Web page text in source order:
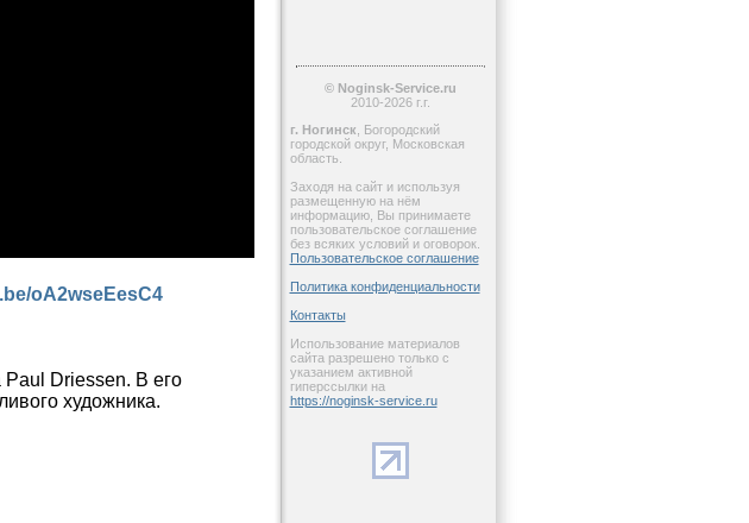
oA2wseEesC4
Driessen. В его
художника.
© Noginsk-Service.ru
2010-2026 г.г.
г. Ногинск , Богородский
городской округ, Московская
область.
Заходя на сайт и используя
размещенную на нём
информацию, Вы принимаете
пользовательское соглашение
без всяких условий и оговорок.
Пользовательское соглашение
Политика конфиденциальности
Контакты
Использование материалов
сайта разрешено только с
указанием активной
гиперссылки на
https://noginsk-service.ru